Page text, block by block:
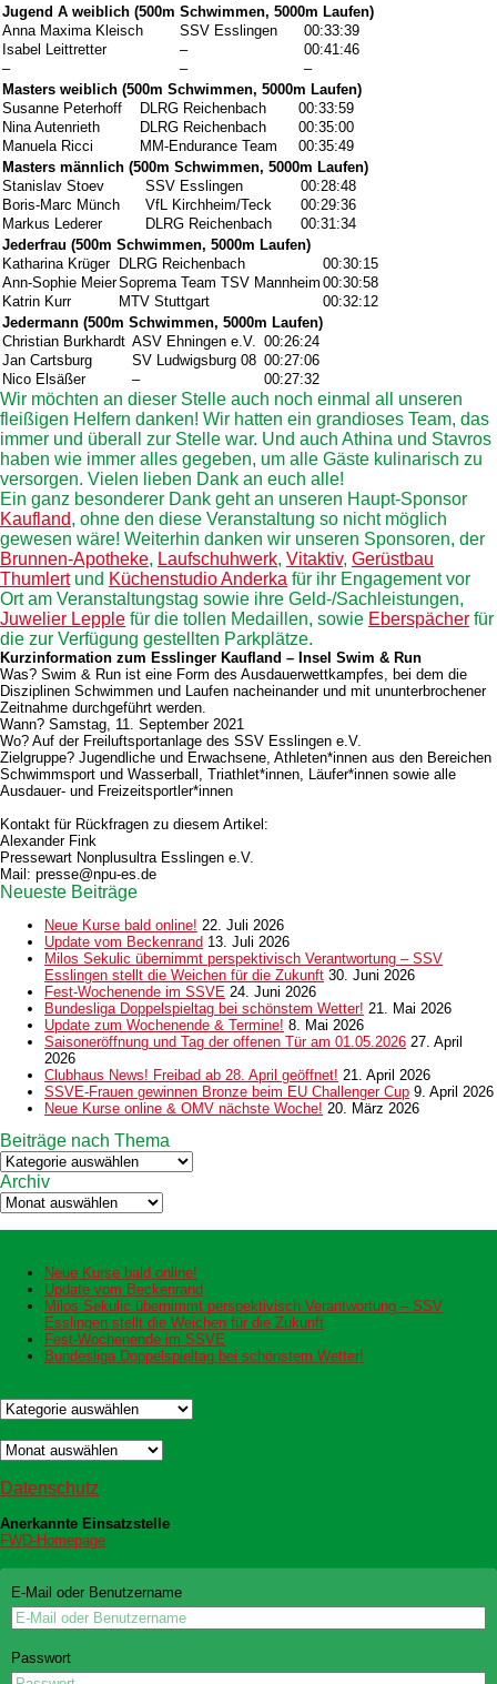
Jugend A weiblich (500m Schwimmen, 5000m Laufen)
Anna Maxima Kleisch
SSV Esslingen
00:33:39
Isabel Leittretter
–
00:41:46
–
–
–
Masters weiblich (500m Schwimmen, 5000m Laufen)
Susanne Peterhoff
DLRG Reichenbach
00:33:59
Nina Autenrieth
DLRG Reichenbach
00:35:00
Manuela Ricci
MM-Endurance Team
00:35:49
Masters männlich (500m Schwimmen, 5000m Laufen)
Stanislav Stoev
SSV Esslingen
00:28:48
Boris-Marc Münch
VfL Kirchheim/Teck
00:29:36
Markus Lederer
DLRG Reichenbach
00:31:34
Jederfrau (500m Schwimmen, 5000m Laufen)
Katharina Krüger
DLRG Reichenbach
00:30:15
Ann-Sophie MeierSoprema Team TSV Mannheim 00:30:58
Katrin Kurr
MTV Stuttgart
00:32:12
Jedermann (500m Schwimmen, 5000m Laufen)
Christian Burkhardt ASV Ehningen e.V.
00:26:24
Jan Cartsburg
SV Ludwigsburg 08 00:27:06
Nico Elsäßer
– 00:27:32
Wir möchten an dieser Stelle auch noch einmal all unseren
fleißigen Helfern danken! Wir hatten ein grandioses Team, das
immer und überall zur Stelle war. Und auch Athina und Stavros
haben wie immer alles gegeben, um alle Gäste kulinarisch zu
versorgen. Vielen lieben Dank an euch alle!
Ein ganz besonderer Dank geht an unseren Haupt-Sponsor
Kaufland, ohne den diese Veranstaltung so nicht möglich
gewesen wäre! Weiterhin danken wir unseren Sponsoren, der
Brunnen-Apotheke, Laufschuhwerk, Vitaktiv, Gerüstbau
Thumlertund Küchenstudio Anderka für ihr Engagement vor
Ort am Veranstaltungstag sowie ihre Geld-/Sachleistungen,
Juwelier Lepple für die tollen Medaillen, sowie Eberspächer für
die zur Verfügung gestellten Parkplätze.
Kurzinformation zum Esslinger Kaufland – Insel Swim & Run
Was? Swim & Run ist eine Form des Ausdauerwettkampfes, bei dem die
Disziplinen Schwimmen und Laufen nacheinander und mit ununterbrochener
Zeitnahme durchgeführt werden.
Wann? Samstag, 11. September 2021
Wo? Auf der Freiluftsportanlage des SSV Esslingen e.V.
Zielgruppe? Jugendliche und Erwachsene, Athleten*innen aus den Bereichen
Schwimmsport und Wasserball, Triathlet*innen, Läufer*innen sowie alle
Ausdauer- und Freizeitsportler*innen
Kontakt für Rückfragen zu diesem Artikel:
Alexander Fink
Pressewart Nonplusultra Esslingen e.V.
Mail: presse@npu-es.de
Neueste Beiträge
Neue Kurse bald online! 22. Juli 2026
Update vom Beckenrand 13. Juli 2026
Milos Sekulic übernimmt perspektivisch Verantwortung – SSV
Esslingen stellt die Weichen für die Zukunft 30. Juni 2026
Fest-Wochenende im SSVE 24. Juni 2026
Bundesliga Doppelspieltag bei schönstem Wetter! 21. Mai 2026
Update zum Wochenende & Termine! 8. Mai 2026
Saisoneröffnung und Tag der offenen Tür am 01.05.2026 27. April
2026
Clubhaus News! Freibad ab 28. April geöffnet! 21. April 2026
SSVE-Frauen gewinnen Bronze beim EU Challenger Cup 9. April 2026
Neue Kurse online & OMV nächste Woche! 20. März 2026
Beiträge nach Thema
Beiträge
nach
Thema
Archiv
Archiv
Neue Kurse bald online!
Update vom Beckenrand
Milos Sekulic übernimmt perspektivisch Verantwortung – SSV
Esslingen stellt die Weichen für die Zukunft
Fest-Wochenende im SSVE
Bundesliga Doppelspieltag bei schönstem Wetter!
Kategorien
Archiv
Datenschutz
Anerkannte Einsatzstelle
FWD-Homepage
E-Mail oder Benutzername
Passwort